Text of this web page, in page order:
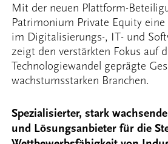
Mit der neuen Plattform-
Patrimonium Private Equity
im Digitalisierungs-, IT- und
zeigt den verstärkten Fokus auf
Technologiewandel geprägte
wachstumsstarken Branchen.
Spezialisierter, stark
und Lösungsanbieter für die